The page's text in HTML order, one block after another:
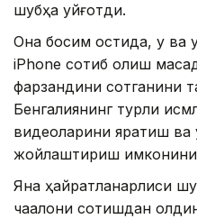
шубҳа уйғотди.
Она босим остида, у ва
iPhone сотиб олиш
фарзандини сотганини
Бенгалиянинг турли
видеоларини яратиш ва
жойлаштириш
Яна ҳайратланарлиси
чақалоқни сотишдан